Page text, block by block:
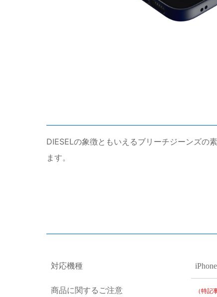
DIESELの象徴ともいえるブリーチジーンズの
ます。
対応機種
商品に関するご注意 （特記